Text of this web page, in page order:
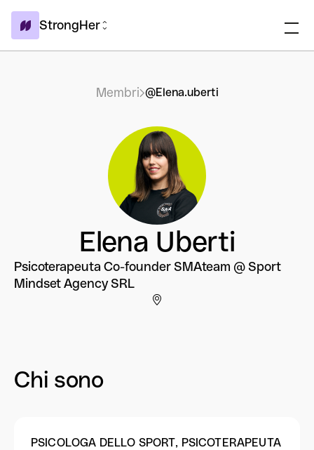
StrongHer
Membri @Elena.uberti
Elena Uberti
Psicoterapeuta Co-founder SMAteam @ Sport
Mindset Agency SRL
Chi sono
PSICOLOGA DELLO SPORT, PSICOTERAPEUTA